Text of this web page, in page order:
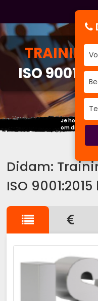
TRAINING
ISO
Je hoeft
om dingen
Didam:
ISO